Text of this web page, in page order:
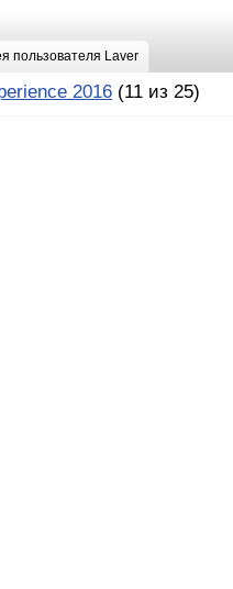
пользователя Laver
2016 (11 из 25)